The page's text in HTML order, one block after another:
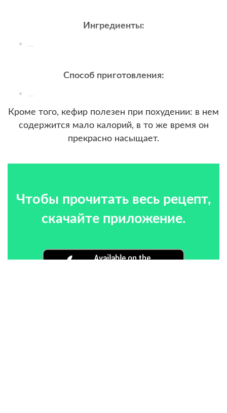
Ингредиенты:
...
Способ приготовления:
...
Кроме того, кефир полезен при похудении: в нем
содержится мало калорий, в то же время он
прекрасно насыщает.
Чтобы прочитать весь рецепт,
скачайте приложение.